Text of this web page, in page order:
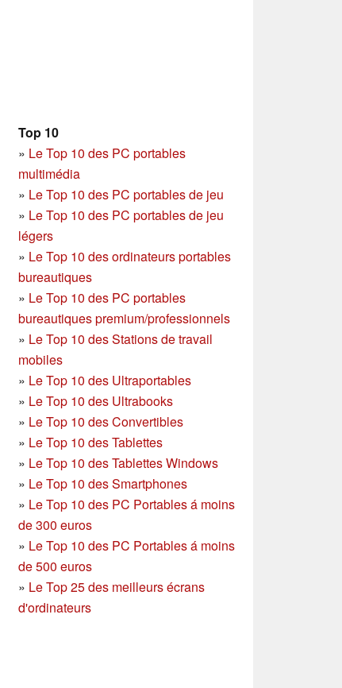
Top 10
» Le Top 10 des PC portables
multimédia
» Le Top 10 des PC portables de jeu
» Le Top 10 des PC portables de jeu
légers
» Le Top 10 des ordinateurs portables
bureautiques
» Le Top 10 des PC portables
bureautiques premium/professionnels
» Le Top 10 des Stations de travail
mobiles
» Le Top 10 des Ultraportables
» Le Top 10 des Ultrabooks
» Le Top 10 des Convertibles
» Le Top 10 des Tablettes
» Le Top 10 des Tablettes Windows
» Le Top 10 des Smartphones
» Le Top 10 des PC Portables á moins
de 300 euros
» Le Top 10 des PC Portables á moins
de 500 euros
» Le Top 25 des meilleurs écrans
d'ordinateurs